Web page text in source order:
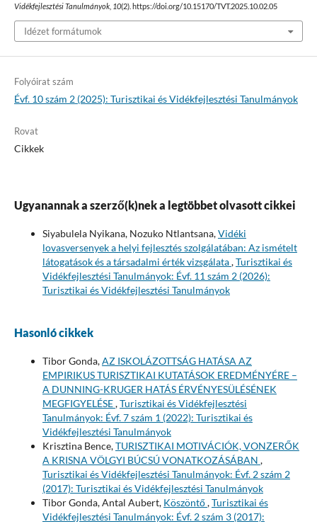
Vidékfejlesztési Tanulmányok, 10(2). https://doi.org/10.15170/TVT.2025.10.02.05
Idézet formátumok
Folyóirat szám
Évf. 10 szám 2 (2025): Turisztikai és Vidékfejlesztési Tanulmányok
Rovat
Cikkek
Ugyanannak a szerző(k)nek a legtöbbet olvasott cikkei
Siyabulela Nyikana, Nozuko Ntlantsana,Vidéki
lovasversenyek a helyi fejlesztés szolgálatában: Az ismételt
látogatások és a társadalmi érték vizsgálata,Turisztikai és
Vidékfejlesztési Tanulmányok: Évf. 11 szám 2 (2026):
Turisztikai és Vidékfejlesztési Tanulmányok
Hasonló cikkek
Tibor Gonda,AZ ISKOLÁZOTTSÁG HATÁSA AZ
EMPIRIKUS TURISZTIKAI KUTATÁSOK EREDMÉNYÉRE –
A DUNNING-KRUGER HATÁS ÉRVÉNYESÜLÉSÉNEK
MEGFIGYELÉSE,Turisztikai és Vidékfejlesztési
Tanulmányok: Évf. 7 szám 1 (2022): Turisztikai és
Vidékfejlesztési Tanulmányok
Krisztina Bence,TURISZTIKAI MOTIVÁCIÓK, VONZERŐK
A KRISNA VÖLGYI BÚCSÚ VONATKOZÁSÁBAN ,
Turisztikai és Vidékfejlesztési Tanulmányok: Évf. 2 szám 2
(2017): Turisztikai és Vidékfejlesztési Tanulmányok
Tibor Gonda, Antal Aubert, Köszöntő,Turisztikai és
Vidékfejlesztési Tanulmányok: Évf. 2 szám 3 (2017):